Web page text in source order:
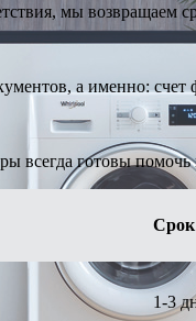
мы возвращаем
а именно:
всегда готовы
Срок
1-3